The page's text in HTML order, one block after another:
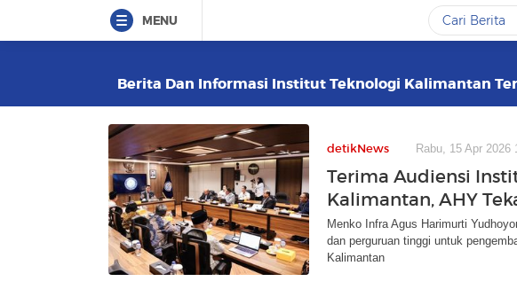
MENU
Berita Dan Informasi Institut Teknologi Kalimantan
detikNews Rabu, 15 Apr 2026
Terima Audiensi
Kalimantan, AHY
Menko Infra Agus Harimurti
dan perguruan tinggi untuk
Kalimantan